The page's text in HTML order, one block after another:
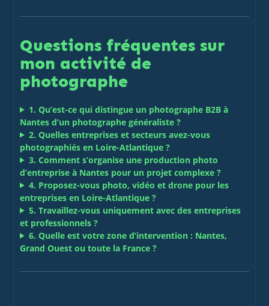
Questions fréquentes sur
mon activité de
photographe
1. Qu’est-ce qui distingue un photographe B2B à
Nantes d’un photographe généraliste ?
2. Quelles entreprises et secteurs avez-vous
photographiés en Loire-Atlantique ?
3. Comment s’organise une production photo
d’entreprise à Nantes pour un projet complexe ?
4. Proposez-vous photo, vidéo et drone pour les
entreprises en Loire-Atlantique ?
5. Travaillez-vous uniquement avec des entreprises
et professionnels ?
6. Quelle est votre zone d’intervention : Nantes,
Grand Ouest ou toute la France ?